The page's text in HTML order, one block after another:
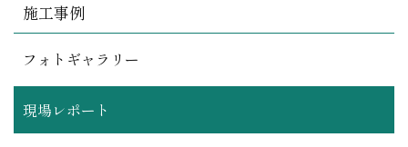
施工事例
フォトギャラリー
現場レポート